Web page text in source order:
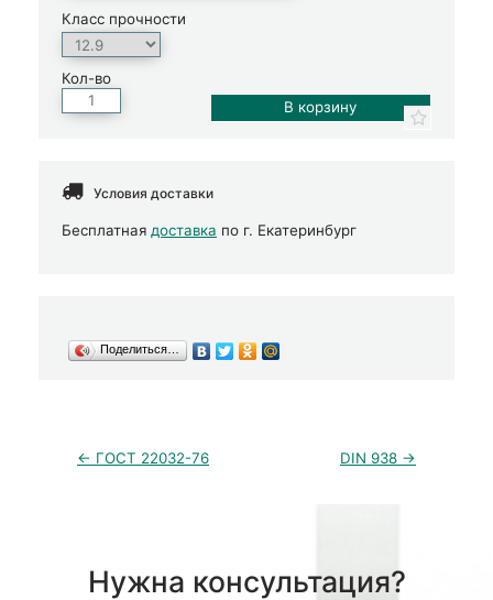
Класс прочности
Кол-во
Условия доставки
Бесплатная доставка по г. Екатеринбург
Поделиться…
← ГОСТ 22032-76 DIN 938 →
Нужна консультация?